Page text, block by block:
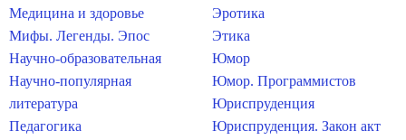
Медицина и здоровье
Мифы. Легенды. Эпос
Научно-образовательная
Научно-популярная
литература
Педагогика
Эротика
Этика
Юмор
Юмор. Программистов
Юриспруденция
Юриспруденция. Закон акт